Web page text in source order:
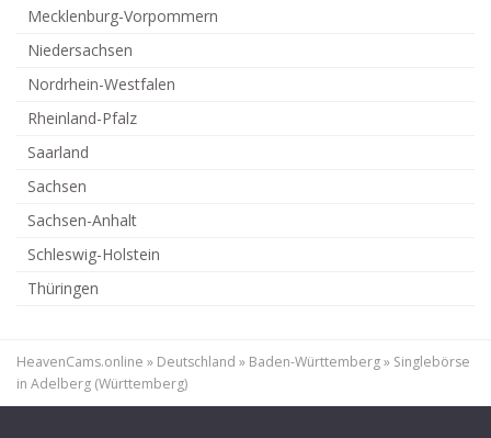
Mecklenburg-Vorpommern
Niedersachsen
Nordrhein-Westfalen
Rheinland-Pfalz
Saarland
Sachsen
Sachsen-Anhalt
Schleswig-Holstein
Thüringen
HeavenCams.online » Deutschland » Baden-Württemberg» Singlebörse
in Adelberg (Württemberg)